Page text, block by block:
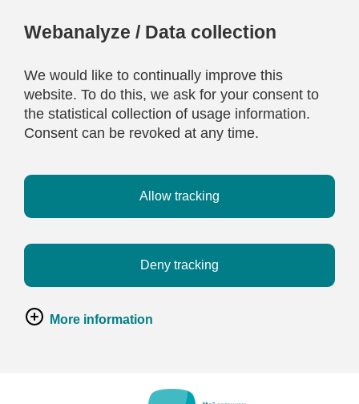
Webanalyze / Data collection
We would like to continually improve this
website. To do this, we ask for your consent to
the statistical collection of usage information.
Consent can be revoked at any time.
Allow tracking
Deny tracking
More information